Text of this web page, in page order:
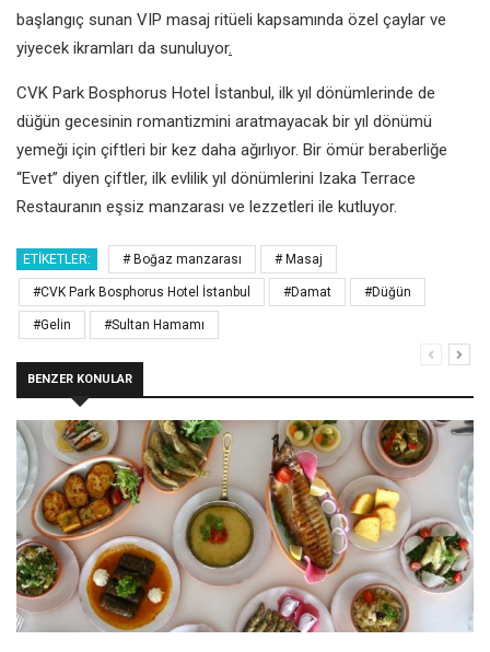
başlangıç sunan VIP masaj ritüeli kapsamında özel çaylar ve
yiyecek ikramları da sunuluyor.
CVK Park Bosphorus Hotel İstanbul, ilk yıl dönümlerinde de
düğün gecesinin romantizmini aratmayacak bir yıl dönümü
yemeği için çiftleri bir kez daha ağırlıyor. Bir ömür beraberliğe
“Evet” diyen çiftler, ilk evlilik yıl dönümlerini Izaka Terrace
Restauranın eşsiz manzarası ve lezzetleri ile kutluyor.
ETIKETLER: # Boğaz manzarası # Masaj
#CVK Park Bosphorus Hotel İstanbul #Damat #Düğün
#Gelin #Sultan Hamamı
BENZER KONULAR